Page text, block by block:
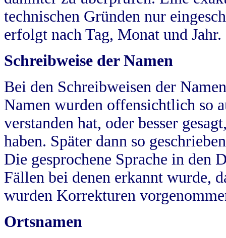
technischen Gründen nur
erfolgt nach Tag, Monat und Jahr.
Schreibweise der Namen
Bei den Schreibweisen der
Namen wurden offensichtlich so
verstanden hat, oder besser
haben. Später dann so
Die gesprochene Sprache in
Fällen bei denen erkannt wurde,
wurden Korrekturen
Ortsnamen